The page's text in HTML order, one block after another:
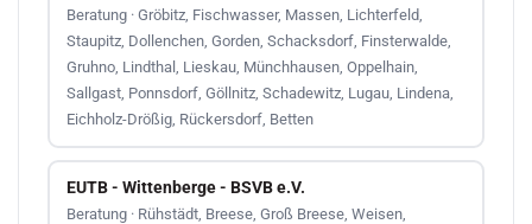
Beratung · Gröbitz, Fischwasser, Massen, Lichterfeld,
Staupitz, Dollenchen, Gorden, Schacksdorf, Finsterwalde,
Gruhno, Lindthal, Lieskau, Münchhausen, Oppelhain,
Sallgast, Ponnsdorf, Göllnitz, Schadewitz, Lugau, Lindena,
Eichholz-Drößig, Rückersdorf, Betten
EUTB - Wittenberge - BSVB e.V.
Beratung · Rühstädt, Breese, Groß Breese, Weisen,